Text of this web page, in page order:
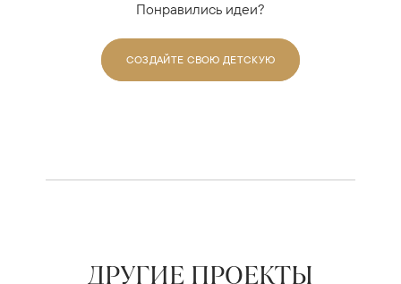
Понравились идеи?
СОЗДАЙТЕ СВОЮ ДЕТСКУЮ
ДРУГИЕ ПРОЕКТЫ